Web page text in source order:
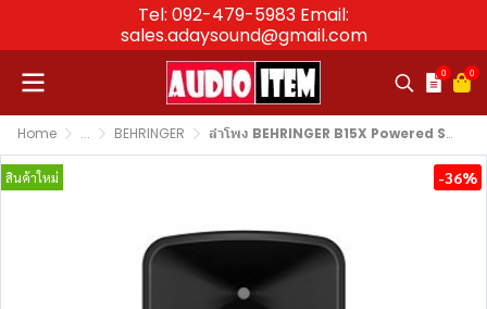
Tel: 092-479-5983 Email:
sales.adaysound@gmail.com
0 0
Home ... BEHRINGER ลำโพง BEHRINGER B15X Powered Speaker 15″ Bluetooth
สินค้าใหม่ -36%